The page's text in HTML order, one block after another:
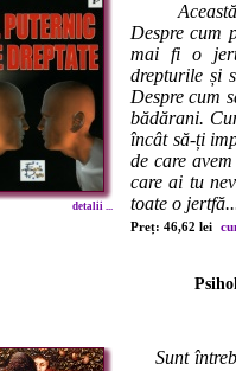
detalii ...
Despre cum
mai fi o
drepturile și
Despre cum
bădărani.
încât să-ți
de care
care ai tu
toate o
Preț: 46,62 lei
Sunt